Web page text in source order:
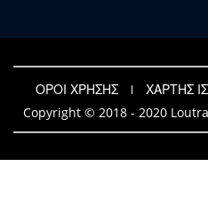
ΟΡΟΙ ΧΡΗΣΗΣ
ΧΑΡΤΗΣ
Copyright © 2018 - 2020